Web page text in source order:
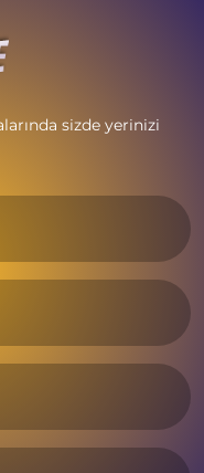
sizde yerinizi